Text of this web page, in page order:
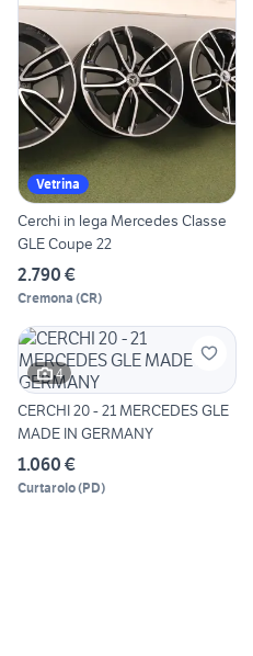
Vetrina
Cerchi in lega Mercedes Classe
GLE Coupe 22
2.790 €
Cremona (CR)
4
CERCHI 20 - 21 MERCEDES GLE
MADE IN GERMANY
1.060 €
Curtarolo(PD)